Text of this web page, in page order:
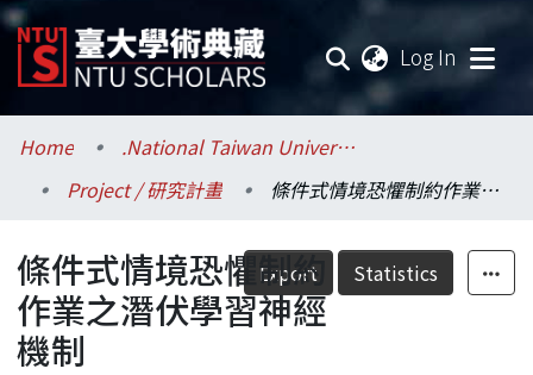
Log In
Communities & Collections
Research Outputs
Fundings & Projects
Researchers
Home
.National Taiwan University / 國立臺灣大學
Project / 研究計畫
條件式情境恐懼制約作業之潛伏學習神經機制
Export Statistics
條件式情境恐懼制約
作業之潛伏學習神經
機制